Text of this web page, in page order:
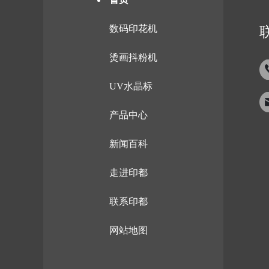
数码印花机
烫画抖粉机
UV水晶标
产品中心
新闻百科
走进印都
联系印都
网站地图